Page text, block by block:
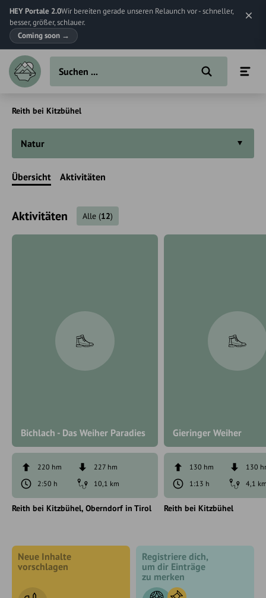
HEY Portale 2.0Wir bereiten gerade unseren Relaunch vor - schneller,
besser, größer, schlauer.
Coming soon →
Reith bei Kitzbühel
Natur
Übersicht Aktivitäten
Aktivitäten Alle (12)
Bichlach - Das Weiher Paradies
220 hm
227 hm
2:50 h
10,1 km
Reith bei Kitzbühel Oberndorf in Tirol
Gieringer Weiher
130 hm
130
1:13 h
4,1
Reith bei Kitzbühel
Neue Inhalte
vorschlagen
Registriere dich,
um dir Einträge
zu merken